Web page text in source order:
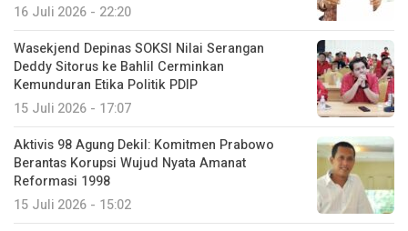
16 Juli 2026 - 22:20
Wasekjend Depinas SOKSI Nilai Serangan
Deddy Sitorus ke Bahlil Cerminkan
Kemunduran Etika Politik PDIP
15 Juli 2026 - 17:07
Aktivis 98 Agung Dekil: Komitmen Prabowo
Berantas Korupsi Wujud Nyata Amanat
Reformasi 1998
15 Juli 2026 - 15:02